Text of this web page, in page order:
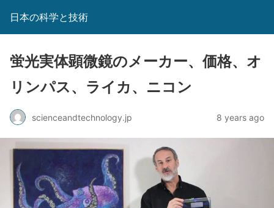
日本の科学と技術
蛍光実体顕微鏡のメーカー、価格、オ
リンパス、ライカ、ニコン
scienceandtechnology.jp 8 years ago